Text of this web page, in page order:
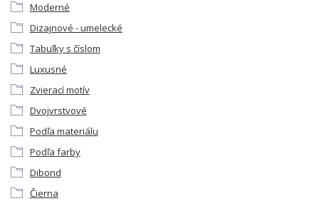
Moderné
Dizajnové - umelecké
Tabuľky s číslom
Luxusné
Zvierací motív
Dvojvrstvové
Podľa materiálu
Podľa farby
Dibond
Čierna